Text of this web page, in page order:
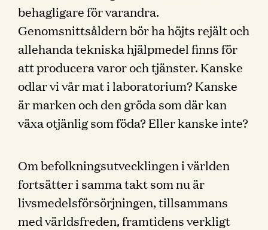
behagligare för varandra.
Genomsnittsåldern bör ha höjts rejält och
allehanda tekniska hjälpmedel finns för
att producera varor och tjänster. Kanske
odlar vi vår mat i laboratorium? Kanske
är marken och den gröda som där kan
växa otjänlig som föda? Eller kanske inte?
Om befolkningsutvecklingen i världen
fortsätter i samma takt som nu är
livsmedelsförsörjningen, tillsammans
med världsfreden, framtidens verkligt